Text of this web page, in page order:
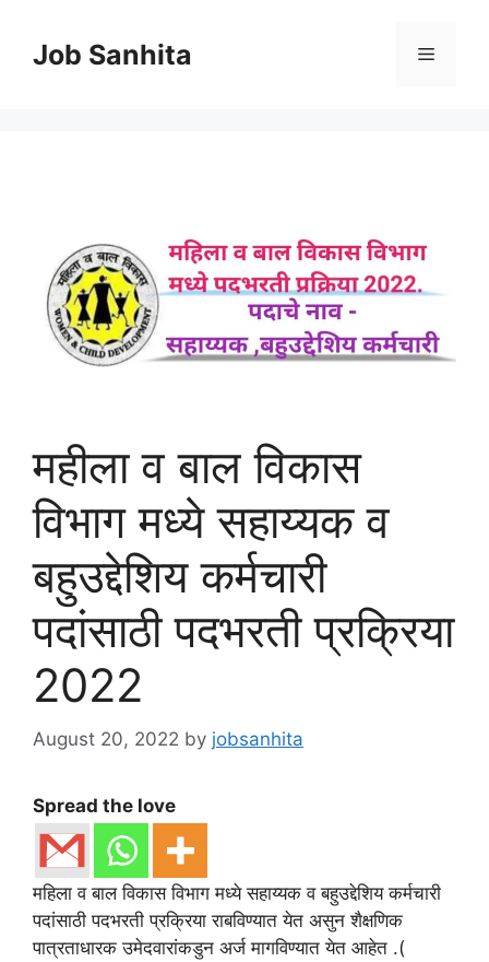
contentJob Sanhita Menu
महीला व बाल विकास
विभाग मध्ये सहाय्यक व
बहुउद्देशिय कर्मचारी
पदांसाठी पदभरती प्रक्रिया
2022
August 20, 2022 by jobsanhita
Spread the love
महिला व बाल विकास विभाग मध्ये सहाय्यक व बहुउद्देशिय कर्मचारी
पदांसाठी पदभरती प्रक्रिया राबविण्यात येत असुन शैक्षणिक
पात्रताधारक उमेदवारांकडुन अर्ज मागविण्यात येत आहेत .(